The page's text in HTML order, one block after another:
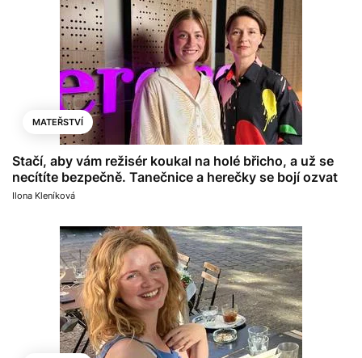
MATEŘSTVÍ
Stačí, aby vám režisér koukal na holé břicho, a už se
necítíte bezpečně. Tanečnice a herečky se bojí ozvat
Ilona Kleníková